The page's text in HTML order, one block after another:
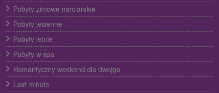
Pobyty zimowe narciarskie
Pobyty jesienne
Pobyty letnie
Pobyty w spa
Romantyczny weekend dla dwojga
Last minute